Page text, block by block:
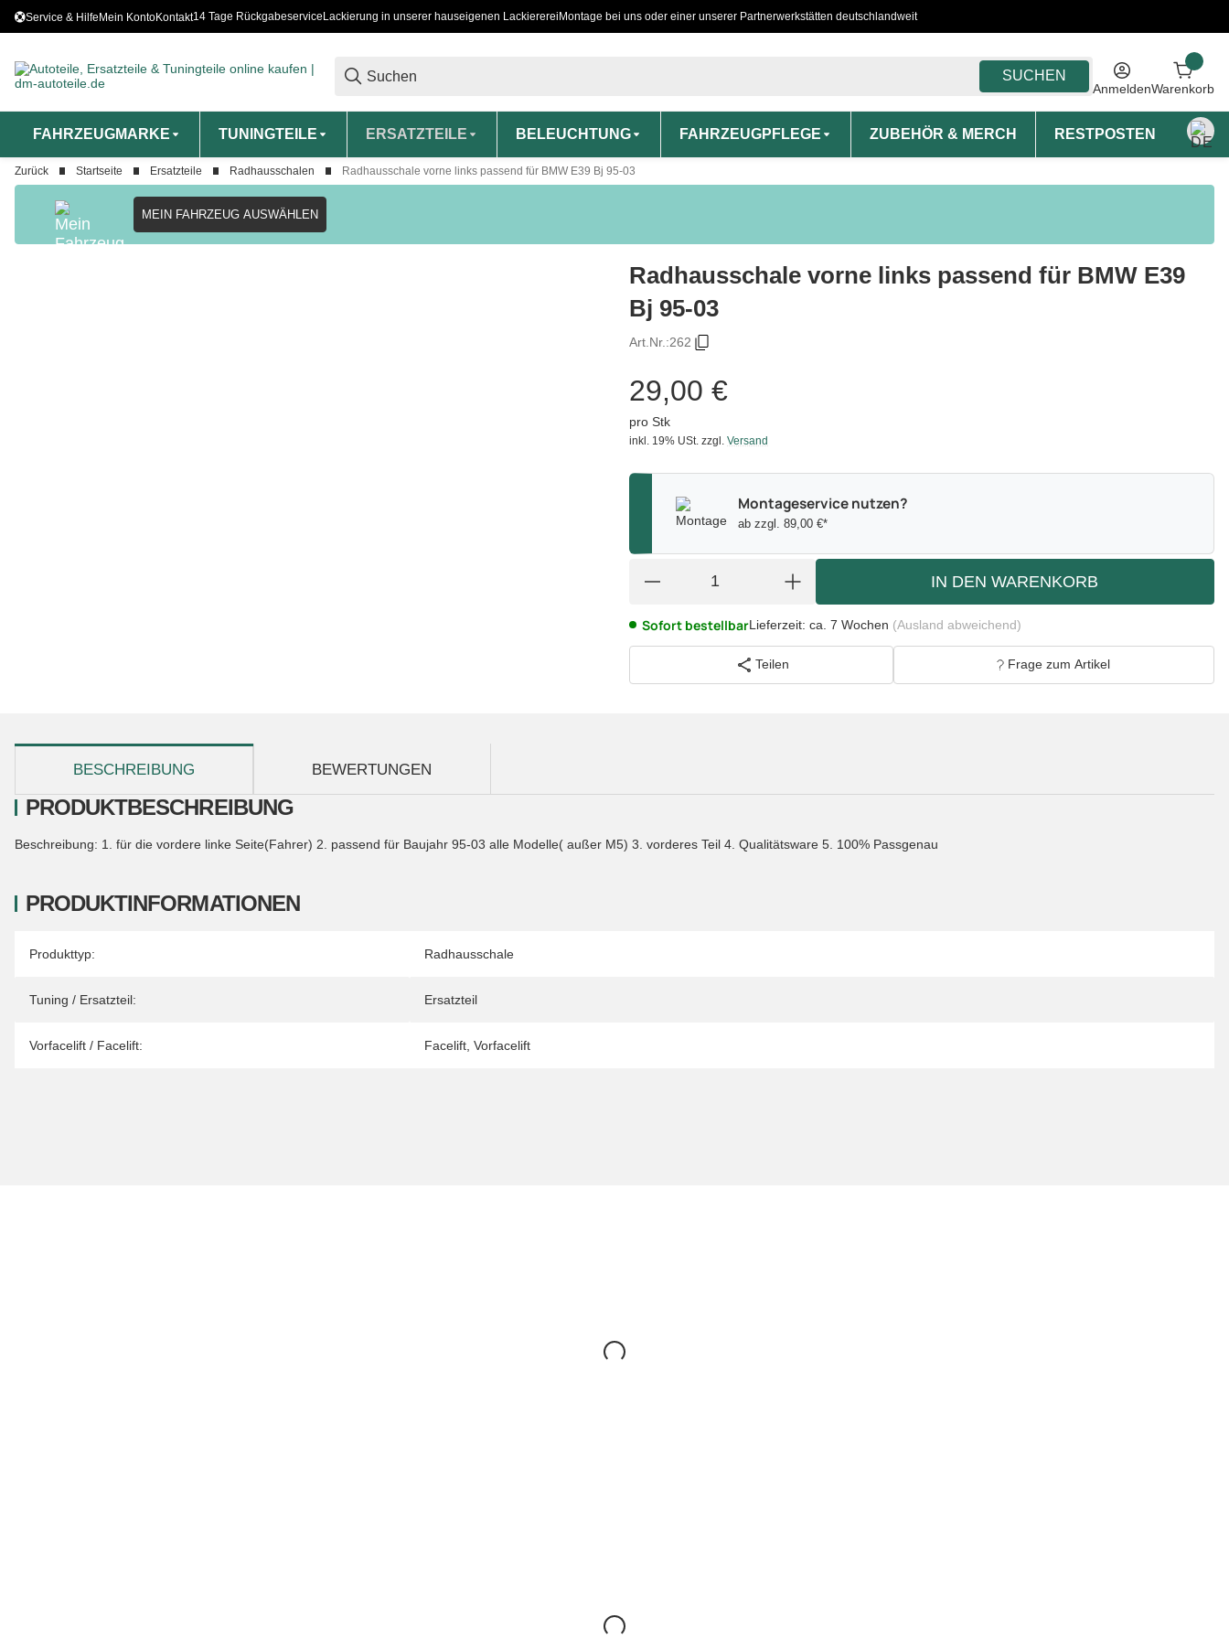
Service & HilfeMein KontoKontakt14 Tage Rückgabeservice Lackierung in unserer hauseigenen Lackiererei Montage bei uns oder einer unserer Partnerwerkstätten deutschlandweit
SUCHEN
AnmeldenWarenkorb
FAHRZEUGMARKE TUNINGTEILE ERSATZTEILE BELEUCHTUNG FAHRZEUGPFLEGE ZUBEHÖR & MERCH RESTPOSTEN
Zurück Startseite Ersatzteile Radhausschalen Radhausschale vorne links passend für BMW E39 Bj 95-03
MEIN FAHRZEUG AUSWÄHLEN
Radhausschale vorne links passend für BMW E39
Bj 95-03
Art.Nr.:262
29,00 €
pro Stk
inkl. 19% USt. zzgl. Versand
Montageservice nutzen?
ab zzgl. 89,00 €*
IN DEN WARENKORB
Sofort bestellbarLieferzeit: ca. 7 Wochen (Ausland abweichend)
Teilen Frage zum Artikel
BESCHREIBUNG BEWERTUNGEN
PRODUKTINFORMATIONEN
Produkteigenschaft
Wert
Produkttyp: Radhausschale
Tuning / Ersatzteil: Ersatzteil
Vorfacelift / Facelift: Facelift Vorfacelift
PRODUKTBESCHREIBUNG
Beschreibung: 1. für die vordere linke Seite(Fahrer) 2. passend für Baujahr 95-03 alle Modelle( außer M5) 3. vorderes Teil 4. Qualitätsware 5. 100% Passgenau